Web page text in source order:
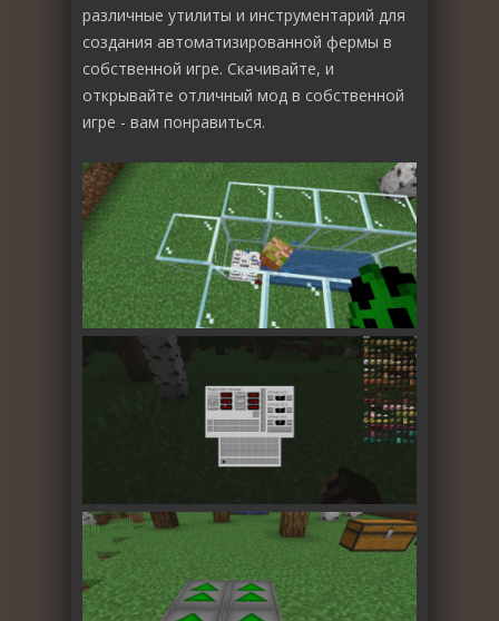
различные утилиты и инструментарий для
создания автоматизированной фермы в
собственной игре. Скачивайте, и
открывайте отличный мод в собственной
игре - вам понравиться.